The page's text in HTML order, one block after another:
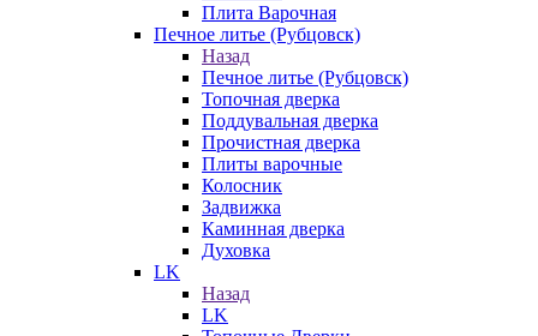
Плита Варочная
Печное литье (Рубцовск)
Назад
Печное литье (Рубцовск)
Топочная дверка
Поддувальная дверка
Прочистная дверка
Плиты варочные
Колосник
Задвижка
Каминная дверка
Духовка
LK
Назад
LK